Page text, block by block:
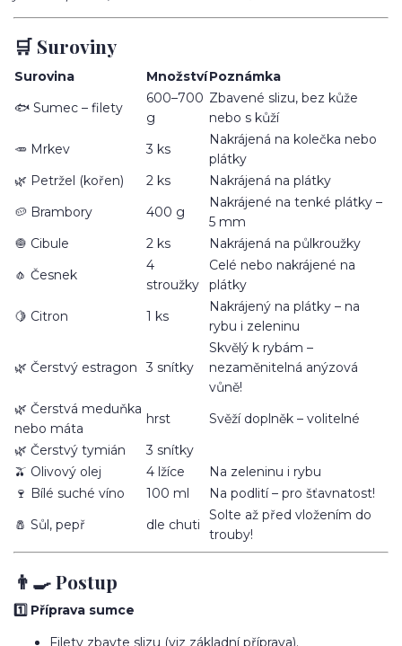
🛒 Suroviny
Surovina MnožstvíPoznámka
🐟 Sumec – filety
600–700
g
Zbavené slizu, bez kůže
nebo s kůží
🥕 Mrkev
3 ks
Nakrájená na kolečka nebo
plátky
🌿 Petržel (kořen)
2 ks
Nakrájená na plátky
🥔 Brambory
400 g
Nakrájené na tenké plátky –
5 mm
🧅 Cibule
2 ks
Nakrájená na půlkroužky
🧄 Česnek
4
stroužky
Celé nebo nakrájené na
plátky
🍋 Citron
1 ks
Nakrájený na plátky – na
rybu i zeleninu
🌿 Čerstvý estragon 3 snítky
Skvělý k rybám –
nezaměnitelná anýzová
vůně!
🌿 Čerstvá meduňka
nebo máta
hrst
Svěží doplněk – volitelné
🌿 Čerstvý tymián
3 snítky
🫒 Olivový olej
4 lžíce
Na zeleninu i rybu
🍷 Bílé suché víno
100 ml
Na podlití – pro šťavnatost!
🧂 Sůl, pepř
dle chuti
Solte až před vložením do
trouby!
👨‍🍳 Postup
1️⃣ Příprava sumce
Filety zbavte slizu (viz základní příprava).